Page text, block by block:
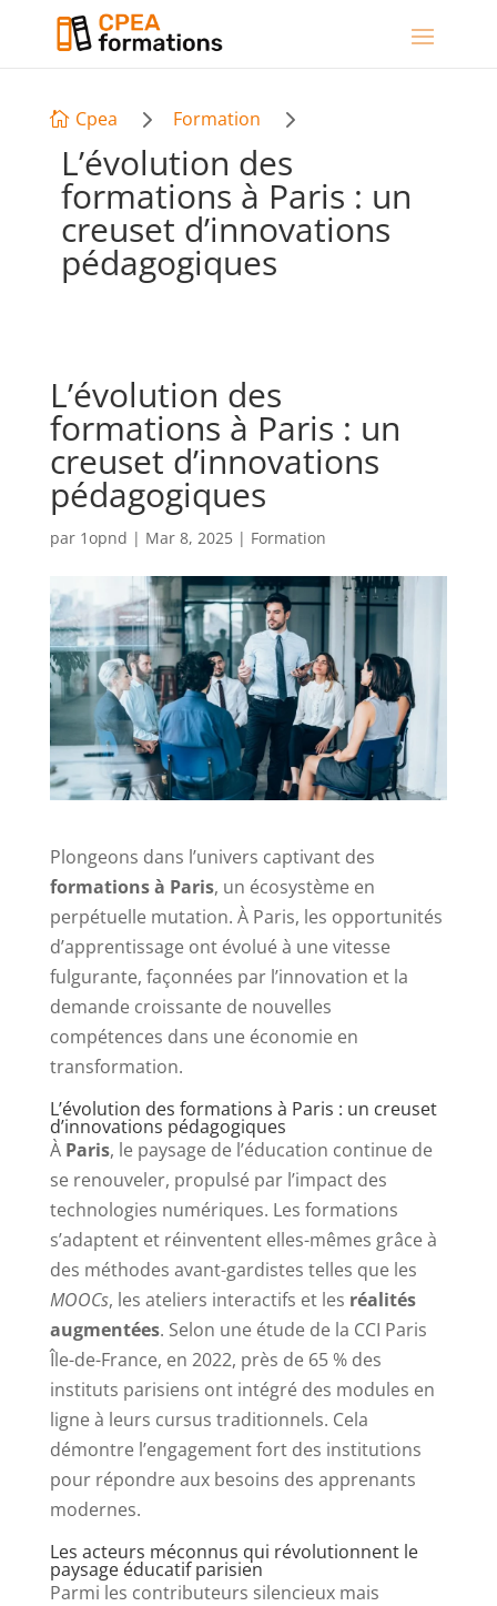
 Cpea 5 Formation 5
L’évolution des
formations à Paris : un
creuset d’innovations
pédagogiques
L’évolution des
formations à Paris : un
creuset d’innovations
pédagogiques
par 1opnd | Mar 8, 2025| Formation
Plongeons dans l’univers captivant des
formations à Paris, un écosystème en
perpétuelle mutation. À Paris, les opportunités
d’apprentissage ont évolué à une vitesse
fulgurante, façonnées par l’innovation et la
demande croissante de nouvelles
compétences dans une économie en
transformation.
L’évolution des formations à Paris : un creuset
d’innovations pédagogiques
À Paris, le paysage de l’éducation continue de
se renouveler, propulsé par l’impact des
technologies numériques. Les formations
s’adaptent et réinventent elles-mêmes grâce à
des méthodes avant-gardistes telles que les
MOOCs, les ateliers interactifs et les réalités
augmentées. Selon une étude de la CCI Paris
Île-de-France, en 2022, près de 65 % des
instituts parisiens ont intégré des modules en
ligne à leurs cursus traditionnels. Cela
démontre l’engagement fort des institutions
pour répondre aux besoins des apprenants
modernes.
Les acteurs méconnus qui révolutionnent le
paysage éducatif parisien
Parmi les contributeurs silencieux mais